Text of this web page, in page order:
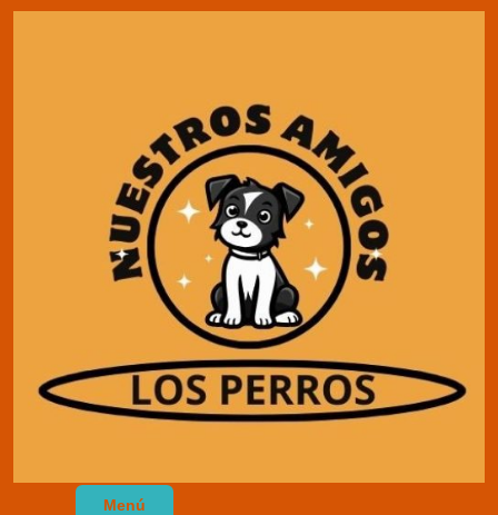
Menú